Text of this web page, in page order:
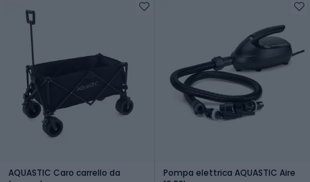
AQUASTIC Caro carrello da
Pompa elettrica AQUASTIC Aire